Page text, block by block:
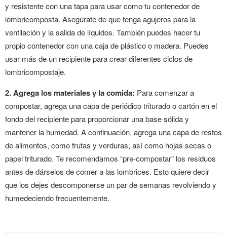
y resistente con una tapa para usar como tu contenedor de
lombricomposta. Asegúrate de que tenga agujeros para la
ventilación y la salida de líquidos. También puedes hacer tu
propio contenedor con una caja de plástico o madera. Puedes
usar más de un recipiente para crear diferentes ciclos de
lombricompostaje.
2. Agrega los materiales y la comida: Para comenzar a
compostar, agrega una capa de periódico triturado o cartón en el
fondo del recipiente para proporcionar una base sólida y
mantener la humedad. A continuación, agrega una capa de restos
de alimentos, como frutas y verduras, así como hojas secas o
papel triturado. Te recomendamos “pre-compostar” los residuos
antes de dárselos de comer a las lombrices. Esto quiere decir
que los dejes descomponerse un par de semanas revolviendo y
humedeciendo frecuentemente.